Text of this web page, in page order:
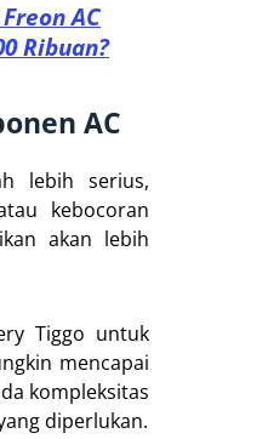
AC
Ribuan?
AC
lebih serius,
kebocoran
akan lebih
Tiggo untuk
mencapai
kompleksitas
diperlukan.